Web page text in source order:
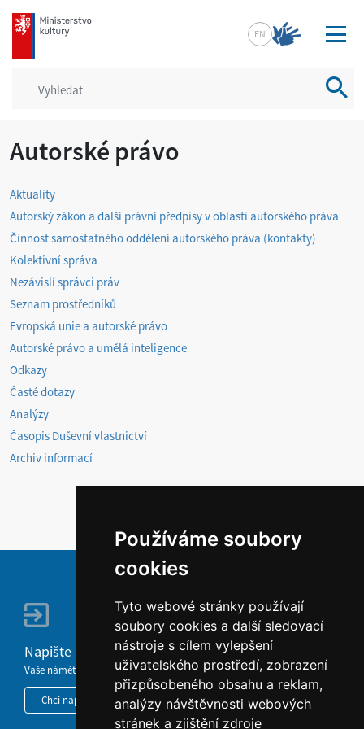
Používáme soubory
cookies
Tyto webové stránky používají
soubory cookies a další sledovací
nástroje s cílem vylepšení
uživatelského prostředí, zobrazení
přizpůsobeného obsahu a reklam,
analýzy návštěvnosti webových
stránek a zjištění zdroje
mkcr.cz
EN
Autorské právo
Aktuality
Autorský zákon a další právní předpisy v oblasti autorského práva
Činnost samostatného oddělení autorského práva (kontakty)
Kolektivní správa
Nezávislí správci práv
Seznam prostředníků
Evropská unie a autorské právo
Autorské právo a umělá inteligence
Odkazy
Časté dotazy
Analýzy
Časopis Duševní vlastnictví
Archiv informací
Napište nám
Vaše náměty, komentáře, připomínky a dotazy nezůstanou bez odezvy.
Chci napsat MKČR